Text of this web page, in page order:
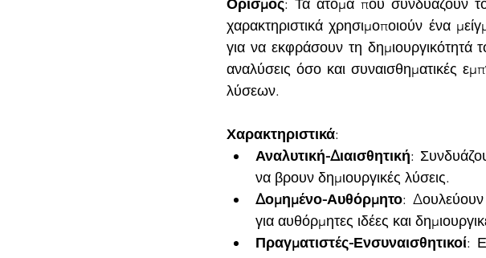
Ορισμός: Τα άτομα που συνδυάζουν
χαρακτηριστικά χρησιμοποιούν ένα
για να εκφράσουν τη
αναλύσεις όσο και συναισθηματικές
λύσεων.
Χαρακτηριστικά:
Αναλυτική-Διαισθητική:
να βρουν δημιουργικές λύσεις.
Δομημένο-Αυθόρμητο:
για αυθόρμητες ιδέες και
Πραγματιστές-Ενσυναισθητικοί: